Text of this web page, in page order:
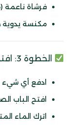
فرشاة ناعمة
مكنسة يدوية
الخطوة 3: افتح باب الفلتر
ادفع أي شيء
افتح الباب
اترك الماء